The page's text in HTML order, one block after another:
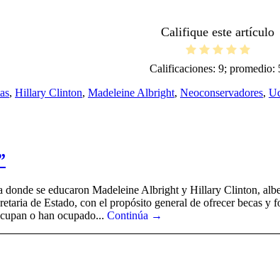
Califique este artículo
Calificaciones: 9; promedio:
, Hillary Clinton, Madeleine Albright, Neoconservadores,
se educaron Madeleine Albright y Hillary Clinton,
de Estado, con el propósito general de ofrecer becas y
o han ocupado... Continúa →